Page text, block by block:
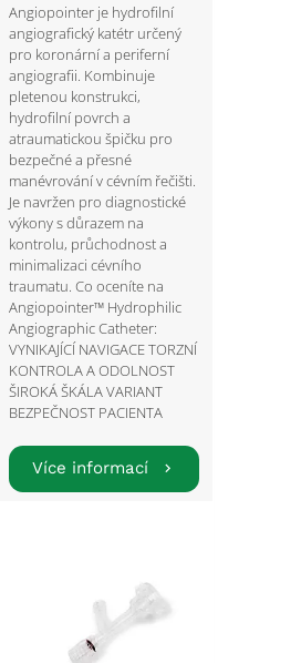
Angiopointer je hydrofilní
angiografický katétr určený
pro koronární a periferní
angiografii. Kombinuje
pletenou konstrukci,
hydrofilní povrch a
atraumatickou špičku pro
bezpečné a přesné
manévrování v cévním řečišti.
Je navržen pro diagnostické
výkony s důrazem na
kontrolu, průchodnost a
minimalizaci cévního
traumatu. Co oceníte na
Angiopointer™ Hydrophilic
Angiographic Catheter:
VYNIKAJÍCÍ NAVIGACE TORZNÍ
KONTROLA A ODOLNOST
ŠIROKÁ ŠKÁLA VARIANT
BEZPEČNOST PACIENTA
Více informací